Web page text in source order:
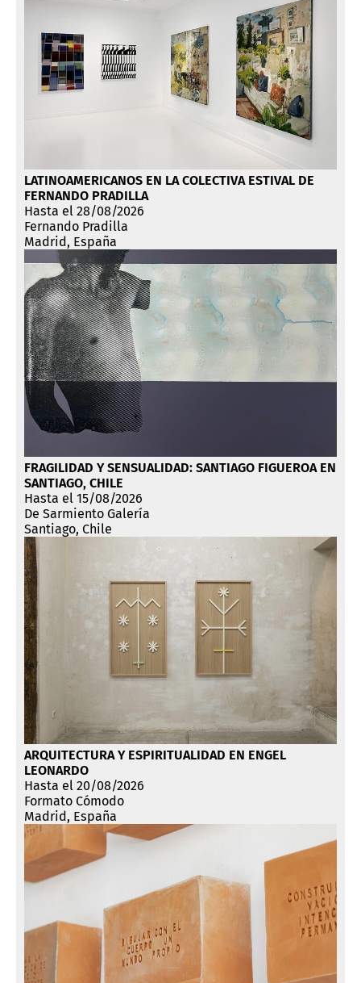
LATINOAMERICANOS EN LA COLECTIVA ESTIVAL DE
FERNANDO PRADILLA
Hasta el 28/08/2026
Fernando Pradilla
Madrid, España
FRAGILIDAD Y SENSUALIDAD: SANTIAGO FIGUEROA EN
SANTIAGO, CHILE
Hasta el 15/08/2026
De Sarmiento Galería
Santiago, Chile
ARQUITECTURA Y ESPIRITUALIDAD EN ENGEL
LEONARDO
Hasta el 20/08/2026
Formato Cómodo
Madrid, España